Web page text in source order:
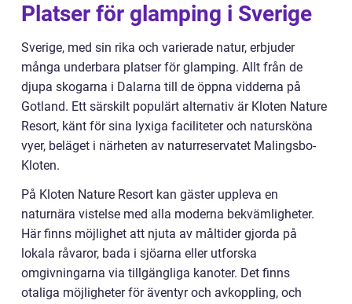
Platser för glamping i Sverige
Sverige, med sin rika och varierade natur, erbjuder
många underbara platser för glamping. Allt från de
djupa skogarna i Dalarna till de öppna vidderna på
Gotland. Ett särskilt populärt alternativ är Kloten Nature
Resort, känt för sina lyxiga faciliteter och natursköna
vyer, beläget i närheten av naturreservatet Malingsbo-
Kloten.
På Kloten Nature Resort kan gäster uppleva en
naturnära vistelse med alla moderna bekvämligheter.
Här finns möjlighet att njuta av måltider gjorda på
lokala råvaror, bada i sjöarna eller utforska
omgivningarna via tillgängliga kanoter. Det finns
otaliga möjligheter för äventyr och avkoppling, och